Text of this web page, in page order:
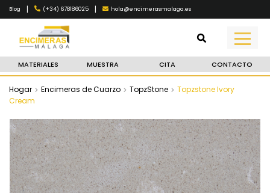
Blog | (+34) 678186025 | hola@encimerasmalaga.es
MATERIALES MUESTRA CITA CONTACTO
Hogar Encimeras de Cuarzo TopzStone
Topzstone Ivory
Cream